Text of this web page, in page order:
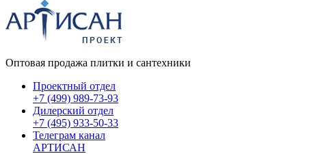
Оптовая продажа плитки и сантехники
Проектный отдел
+7 (499) 989-73-93
Дилерский отдел
+7 (495) 933-50-33
Телеграм канал
АРТИСАН